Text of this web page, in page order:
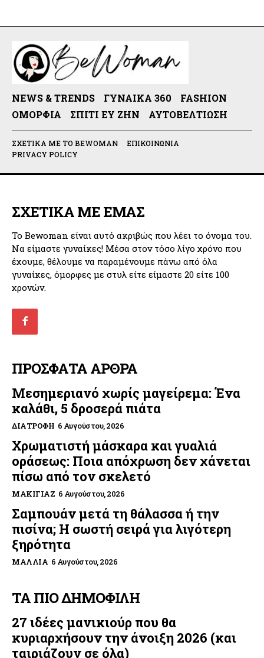
NEWS & TRENDS ΓΥΝΑΊΚΑ 360
FASHION
ΟΜΟΡΦΙΆ
ΣΠΊΤΙ ΕΥ ΖΗΝ ΑΥΤΟΒΕΛΤΊΩΣΗ
ΣΧΕΤΙΚΆ ΜΕ ΤΟ BEWOMAN
ΕΠΙΚΟΙΝΩΝΊΑ
PRIVACY POLICY
ΣΧΕΤΙΚΑ ΜΕ ΕΜΑΣ
Το Bewoman είναι αυτό ακριβώς που λέει το όνομα του.
Να είμαστε γυναίκες! Μέσα στον τόσο λίγο χρόνο που
έχουμε, θέλουμε να παραμένουμε πάνω από όλα
γυναίκες, όμορφες με στυλ είτε είμαστε 20 είτε 100
χρονών.
ΠΡΟΣΦΑΤΑ ΑΡΘΡΑ
Μεσημεριανό χωρίς μαγείρεμα: Ένα
καλάθι, 5 δροσερά πιάτα
ΔΙΑΤΡΟΦΉ 6 Αυγούστου, 2026
Χρωματιστή μάσκαρα και γυαλιά
οράσεως: Ποια απόχρωση δεν χάνεται
πίσω από τον σκελετό
ΜΑΚΙΓΙΆΖ 6 Αυγούστου, 2026
Σαμπουάν μετά τη θάλασσα ή την
πισίνα; Η σωστή σειρά για λιγότερη
ξηρότητα
ΜΑΛΛΙΆ 6 Αυγούστου, 2026
ΤΑ ΠΙΟ ΔΗΜΟΦΙΛΗ
27 ιδέες μανικιούρ που θα
κυριαρχήσουν την άνοιξη 2026 (και
ταιριάζουν σε όλα)